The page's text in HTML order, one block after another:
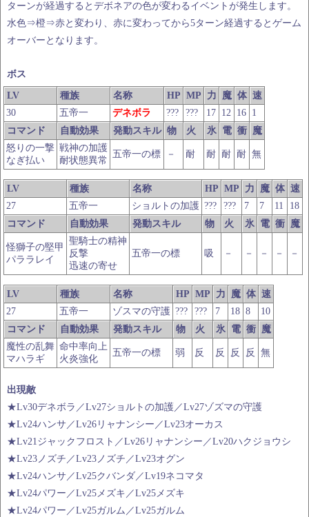
ターンが経過するとデボネアの色が変わるイベントが発生します。
水色⇒橙⇒赤と変わり、赤に変わってから5ターン経過するとゲーム
オーバーとなります。
ボス
LV 種族 名称 HP MP 力 魔 体 速
30
五帝一 デネボラ ??? ??? 17 12 16 1
コマンド
自動効果 発動スキル 物 火 氷 電 衝 魔
怒りの一撃
なぎ払い
戦神の加護
耐状態異常
五帝一の標 － 耐 耐 耐 耐 無
LV 種族 名称 HP MP 力 魔 体 速
27
五帝一 ショルトの加護 ??? ??? 7 7 11
18
コマンド
自動効果 発動スキル 物 火 氷 電 衝 魔
怪獅子の堅甲
パララレイ
聖騎士の精神
反撃
迅速の寄せ
五帝一の標 吸 － － － － －
LV 種族 名称 HP MP 力 魔 体 速
27
五帝一 ゾスマの守護 ??? ??? 7 18 8
10
コマンド
自動効果 発動スキル 物 火 氷 電 衝 魔
魔性の乱舞
マハラギ
命中率向上
火炎強化
五帝一の標 弱 反 反 反 反 無
出現敵
★Lv30デネボラ／Lv27ショルトの加護／Lv27ゾズマの守護
★Lv24ハンサ／Lv26リャナンシー／Lv23オーカス
★Lv21ジャックフロスト／Lv26リャナンシー／Lv20ハクジョウシ
★Lv23ノズチ／Lv23ノズチ／Lv23オグン
★Lv24ハンサ／Lv25クバンダ／Lv19ネコマタ
★Lv24パワー／Lv25メズキ／Lv25メズキ
★Lv24パワー／Lv25ガルム／Lv25ガルム